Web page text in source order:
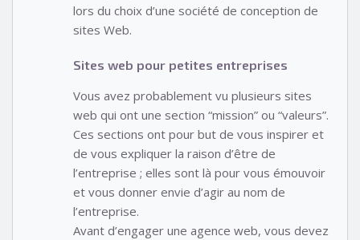
lors du choix d’une société de conception de
sites Web.
Sites web pour petites entreprises
Vous avez probablement vu plusieurs sites
web qui ont une section “mission” ou “valeurs”.
Ces sections ont pour but de vous inspirer et
de vous expliquer la raison d’être de
l’entreprise ; elles sont là pour vous émouvoir
et vous donner envie d’agir au nom de
l’entreprise.
Avant d’engager une agence web, vous devez